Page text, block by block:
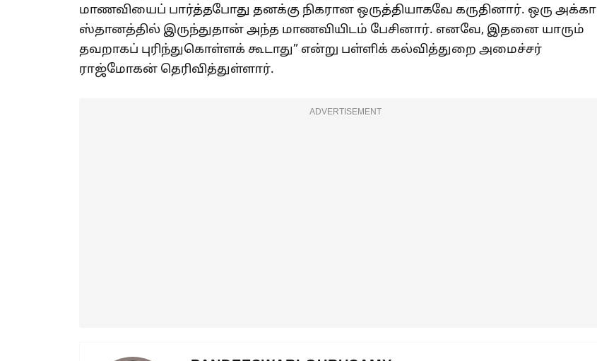
மாணவியைப் பார்த்தபோது தனக்கு நிகரான ஒருத்தியாகவே கருதினார். ஒரு அக்கா
ஸ்தானத்தில் இருந்துதான் அந்த மாணவியிடம் பேசினார். எனவே, இதனை யாரும்
தவறாகப் புரிந்துகொள்ளக் கூடாது” என்று பள்ளிக் கல்வித்துறை அமைச்சர்
ராஜ்மோகன் தெரிவித்துள்ளார்.
ADVERTISEMENT